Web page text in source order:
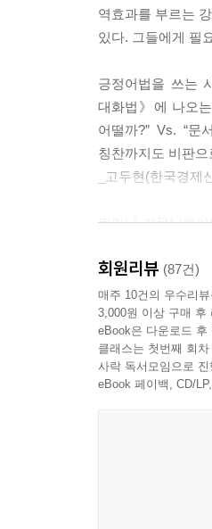
어떻게든 피하고
내놓을 재치 있는
‘웃음이란 삶이 가
안해보는 것은 어
[중략] 한 전문직
는데, 누군가 큰
리둥절한 청중들
텅후 워크숍에서
생각을 바꾸도록
“어떻게 늘 같은
“그래요. 하지만
“하지만 결혼은 구
“그렇기는 해요.
장했다는 사실을
잠시 후 나는 ‘하
은 대화가 얼마나
내 기분이 나빠지
빨리 가라앉히고
모를 때 해야 할 말
원하는 것을 더 많
억울해한 적은? 누
적을 만들지 않기
이 책의 조언에 귀
말하는 방법을 상
빠져나가는 기술
행동치료 전문가
것이다. 두 번째
하였다. 인간관계
역효과를 부르는
있다. 그들에게 필
긍정어법을 쓰는
대화법》에 나오
어떨까?” Vs. “문
칭찬까지도 비판
_고두현(한국경제
뛰어난 커뮤니케
회원리뷰 (87건)
매주 10건의 우수리
3,000원 이상 구매 후
eBook은 다운로드
클래스는 첫번째 회
사락 독서모임으로
eBook 페이백, CD/